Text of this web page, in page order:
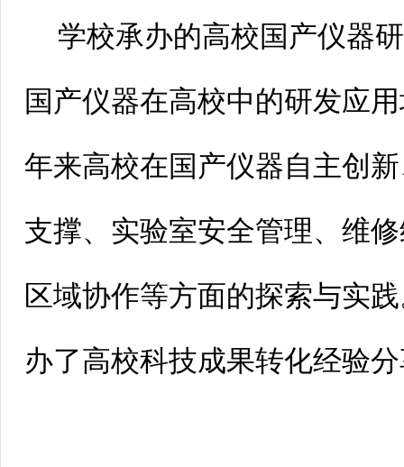
学校承办的高校国产仪器
国产仪器在高校中的研发应
年来高校在国产仪器自主创
支撑、实验室安全管理、维
区域协作等方面的探索与实
办了高校科技成果转化经验